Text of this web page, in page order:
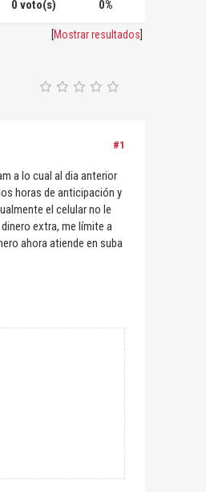
0 voto(s) 0%
[Mostrar resultados
#1
a lo cual al dia anterior
horas de anticipación y
el celular no le
extra, me límite a
ahora atiende en suba